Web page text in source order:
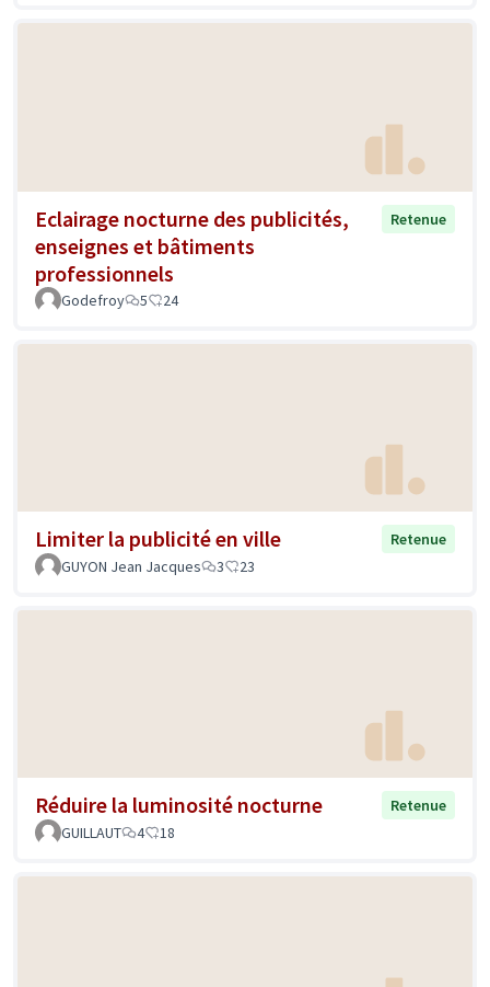
Eclairage nocturne des publicités,
enseignes et bâtiments
professionnels
Retenue
Godefroy 5 24
Limiter la publicité en ville
Retenue
GUYON Jean Jacques
3 23
Réduire la luminosité nocturne
Retenue
GUILLAUT
4 18